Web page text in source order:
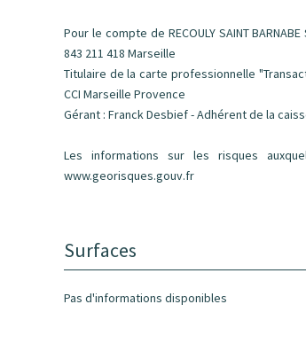
Pour le compte de RECOULY SAINT
843 211 418 Marseille
Titulaire de la carte professionnelle
CCI Marseille Provence
Gérant : Franck Desbief - Adhérent de la
Les informations sur les risques
www.georisques.gouv.fr
Surfaces
Pas d'informations disponibles